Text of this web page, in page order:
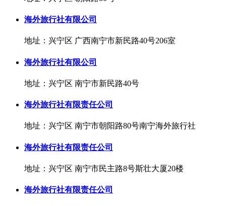
海外旅行社有限公司
地址：兴宁区 广西南宁市新民路40号206室
海外旅行社有限公司
地址：兴宁区 南宁市新民路40号
海外旅行社有限责任公司
地址：兴宁区 南宁市朝阳路80号南宁海外旅行社
海外旅行社有限责任公司
地址：兴宁区 南宁市民主路8号斯壮大厦20楼
海外旅行社有限责任公司